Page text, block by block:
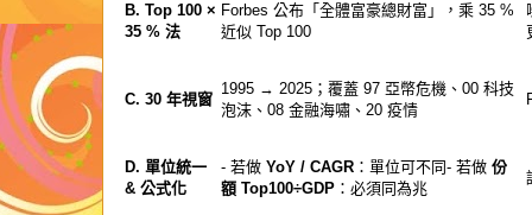
B. Top 100 ×
35 % 法
Forbes 公布「全體富豪總財富」，乘 35 %
近似 Top 100
C. 30 年視窗
1995 → 2025；覆蓋 97 亞幣危機、00 科技
泡沫、08 金融海嘯、20 疫情
D. 單位統一
& 公式化
- 若做 YoY / CAGR ：單位可不同- 若做 份
額 Top100÷GDP ：必須同為兆